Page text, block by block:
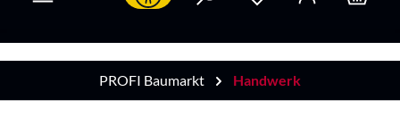
PROFI Baumarkt Handwerk